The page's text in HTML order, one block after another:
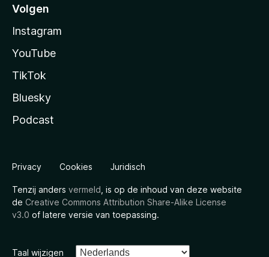
Volgen
Instagram
YouTube
TikTok
Bluesky
Podcast
Privacy Cookies Juridisch
Tenzij anders vermeld , is op de inhoud van deze website
de Creative Commons Attribution Share-Alike License
v3.0 of latere versie van toepassing.
Taal wijzigen